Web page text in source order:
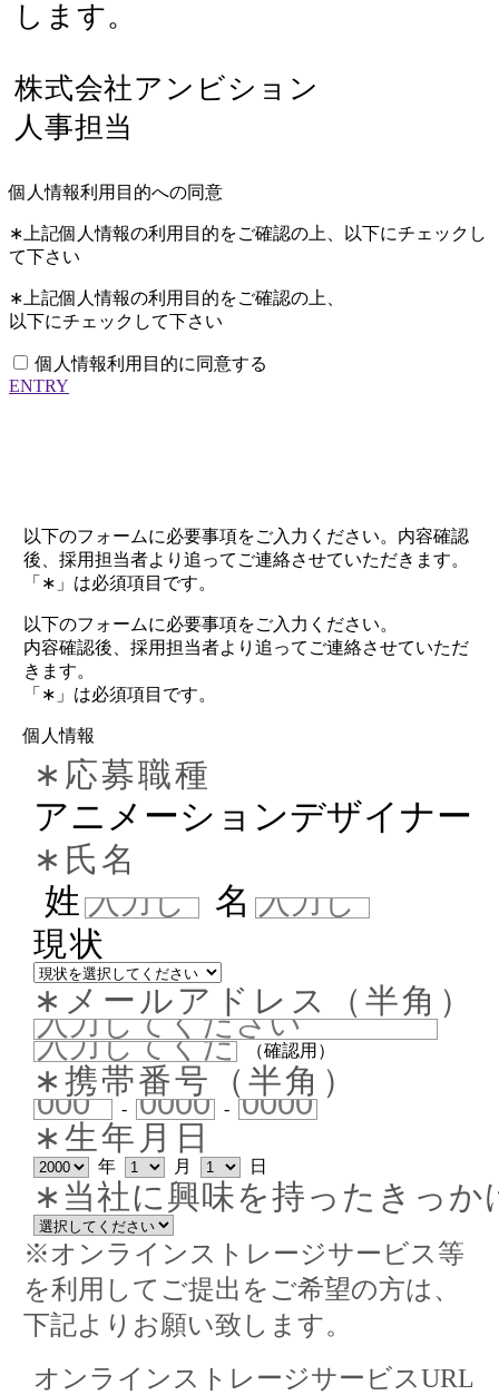
します。
株式会社アンビション
人事担当
個人情報利用目的への同意
∗上記個人情報の利用目的をご確認の上、以下にチェックし
て下さい
∗上記個人情報の利用目的をご確認の上、
以下にチェックして下さい
個人情報利用目的に同意する
ENTRY
以下のフォームに必要事項をご入力ください。内容確認
後、採用担当者より追ってご連絡させていただきます。
「∗」は必須項目です。
以下のフォームに必要事項をご入力ください。
内容確認後、採用担当者より追ってご連絡させていただ
きます。
「∗」は必須項目です。
個人情報
∗応募職種
アニメーションデザイナー
∗氏名
姓 名
現状
∗メールアドレス（半角）
（確認用）
∗携帯番号（半角）
- -
∗生年月日
年 月 日
∗当社に興味を持ったきっか
※オンラインストレージサービス等
を利用してご提出をご希望の方は、
下記よりお願い致します。
オンラインストレージサービスURL